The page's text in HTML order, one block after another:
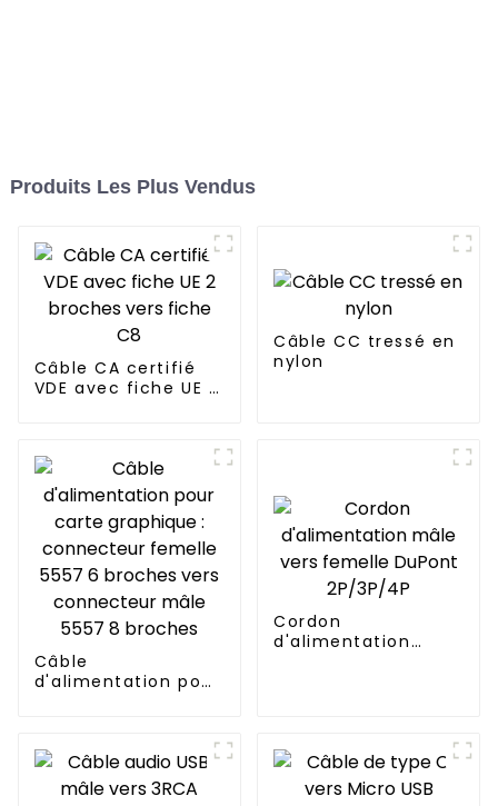
Produits Les Plus Vendus
Câble CA certifié
VDE avec fiche UE 2
Câble CC tressé en
nylon
Câble
d'alimentation pour
5557 6 broches vers
connecteur mâle
5557 8 broches
Cordon
d'alimentation